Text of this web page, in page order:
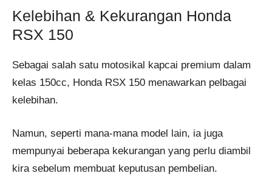
Kelebihan & Kekurangan Honda
RSX 150
Sebagai salah satu motosikal kapcai premium dalam
kelas 150cc, Honda RSX 150 menawarkan pelbagai
kelebihan.
Namun, seperti mana-mana model lain, ia juga
mempunyai beberapa kekurangan yang perlu diambil
kira sebelum membuat keputusan pembelian.